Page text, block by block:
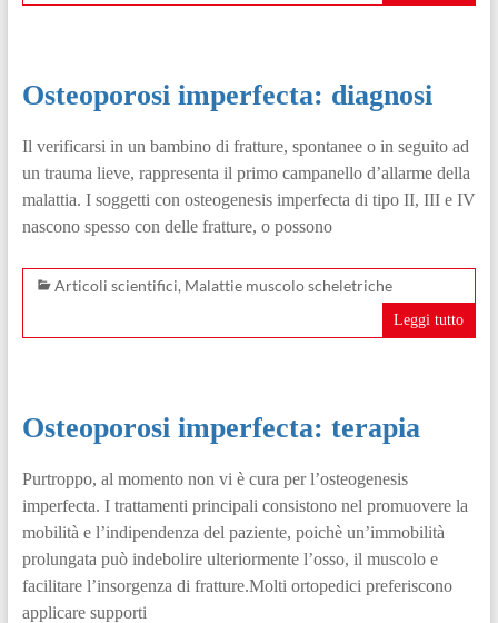
Osteoporosi imperfecta: diagnosi
Il verificarsi in un bambino di fratture, spontanee o in seguito ad
un trauma lieve, rappresenta il primo campanello d’allarme della
malattia. I soggetti con osteogenesis imperfecta di tipo II, III e IV
nascono spesso con delle fratture, o possono
Articoli scientifici, Malattie muscolo scheletriche
Leggi tutto
Osteoporosi imperfecta: terapia
Purtroppo, al momento non vi è cura per l’osteogenesis
imperfecta. I trattamenti principali consistono nel promuovere la
mobilità e l’indipendenza del paziente, poichè un’immobilità
prolungata può indebolire ulteriormente l’osso, il muscolo e
facilitare l’insorgenza di fratture.Molti ortopedici preferiscono
applicare supporti